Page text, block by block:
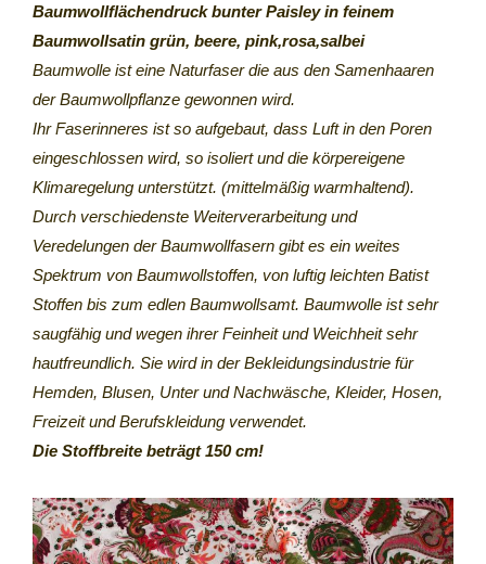
Baumwollflächendruck bunter Paisley in feinem
Baumwollsatin grün, beere, pink,rosa,salbei
Baumwolle ist eine Naturfaser die aus den Samenhaaren
der Baumwollpflanze gewonnen wird.
Ihr Faserinneres ist so aufgebaut, dass Luft in den Poren
eingeschlossen wird, so isoliert und die körpereigene
Klimaregelung unterstützt. (mittelmäßig warmhaltend).
Durch verschiedenste Weiterverarbeitung und
Veredelungen der Baumwollfasern gibt es ein weites
Spektrum von Baumwollstoffen, von luftig leichten Batist
Stoffen bis zum edlen Baumwollsamt. Baumwolle ist sehr
saugfähig und wegen ihrer Feinheit und Weichheit sehr
hautfreundlich. Sie wird in der Bekleidungsindustrie für
Hemden, Blusen, Unter und Nachwäsche, Kleider, Hosen,
Freizeit und Berufskleidung verwendet.
Die Stoffbreite beträgt 150 cm!